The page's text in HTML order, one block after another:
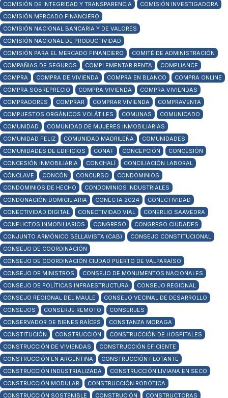
COMISIÓN DE INTEGRIDAD Y TRANSPARENCIA
COMISIÓN INVESTIGADORA
COMISIÓN MERCADO FINANCIERO
COMISIÓN NACIONAL BANCARIA Y DE VALORES
COMISIÓN NACIONAL DE PRODUCTIVIDAD
COMISIÓN PARA EL MERCADO FINANCIERO
COMITÉ DE ADMINISTRACIÓN
COMPAÑIAS DE SEGUROS
COMPLEMENTAR RENTA
COMPLIANCE
COMPRA
COMPRA DE VIVIENDA COMPRA EN BLANCO
COMPRA ONLINE
COMPRA SOBREPRECIO
COMPRA VIVIENDA
COMPRA VIVIENDAS
COMPRADORES
COMPRAR COMPRAR VIVIENDA
COMPRAVENTA
COMPUESTOS ORGÁNICOS VOLÁTILES
COMUNAS
COMUNICADO
COMUNIDAD
COMUNIDAD DE MUJERES INMOBILIARIAS
COMUNIDAD FELIZ
COMUNIDAD MADRILEÑA
COMUNIDADES
COMUNIDADES DE EDIFICIOS
CONAF CONCEPCIÓN
CONCESIÓN
CONCESIÓN INMOBILIARIA
CONCHALÍ
CONCILIACIÓN LABORAL
CÓNCLAVE
CONCÓN CONCURSO
CONDOMINIOS
CONDOMINIOS DE HECHO
CONDOMINIOS INDUSTRIALES
CONDONACIÓN DOMICILIARIA
CONECTA 2024
CONECTIVIDAD
CONECTIVIDAD DIGITAL
CONECTIVIDAD VIAL
CONERLIO SAAVEDRA
CONFLICTOS INMOBILIARIOS
CONGRESO
CONGRESO CIUDADES
CONJUNTO ARMÓNICO BELLAVISTA (CAB)
CONSEJO CONSTITUCIONAL
CONSEJO DE COORDINACIÓN
CONSEJO DE COORDINACIÓN CIUDAD PUERTO DE VALPARAÍSO
CONSEJO DE MINISTROS
CONSEJO DE MONUMENTOS NACIONALES
CONSEJO DE POLÍTICAS INFRAESTRUCTURA
CONSEJO REGIONAL
CONSEJO REGIONAL DEL MAULE
CONSEJO VECINAL DE DESARROLLO
CONSEJOS
CONSERJE REMOTO
CONSERJES
CONSERVADOR DE BIENES RAÍCES
CONSTANZA MORAGA
CONSTITUCIÓN
CONSTRUCCIÓN
CONSTRUCCIÓN DE HOSPITALES
CONSTRUCCIÓN DE VIVIENDAS
CONSTRUCCIÓN EFICIENTE
CONSTRUCCIÓN EN ARGENTINA
CONSTRUCCIÓN FLOTANTE
CONSTRUCCIÓN INDUSTRIALIZADA
CONSTRUCCIÓN LIVIANA EN SECO
CONSTRUCCIÓN MODULAR
CONSTRUCCIÓN ROBÓTICA
CONSTRUCCIÓN SOSTENIBLE
CONSTRUCIÓN
CONSTRUCTORAS